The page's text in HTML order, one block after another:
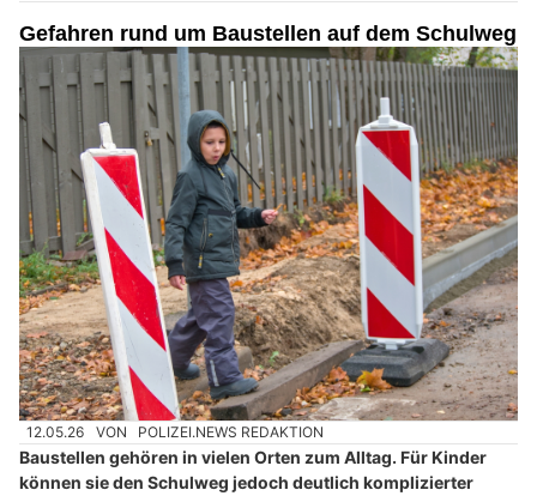
Gefahren rund um Baustellen auf dem Schulweg
12.05.26 VON POLIZEI.NEWS REDAKTION
Baustellen gehören in vielen Orten zum Alltag. Für Kinder
können sie den Schulweg jedoch deutlich komplizierter